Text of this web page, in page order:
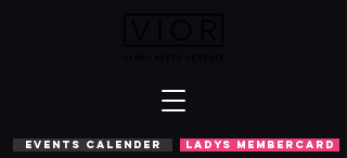
EVENTS CALENDER LADYS MEMBERCARD